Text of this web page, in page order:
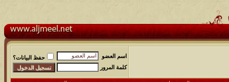
اسم العضو
حفظ البيانات؟
كلمة المرور